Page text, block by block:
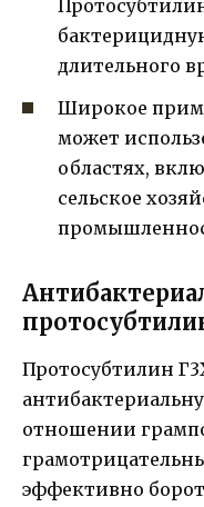
длительного
Широкое
может
областях,
сельское
Протосубтилин
отношении
эффективно